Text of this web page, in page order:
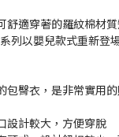
舒適穿著的羅紋棉材
列以嬰兒款式重新登
包臀衣，是非常實用的
設計較大，方便穿脫